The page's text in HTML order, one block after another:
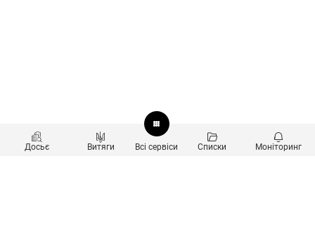
Досьє Витяги Всі сервіси Списки Моніторинг